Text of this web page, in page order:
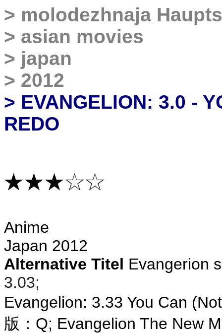
> molodezhnaja
> asian movies
> japan
> 2012
> EVANGELION: 3.0 -
REDO
Anime
Japan 2012
Alternative Titel Evangerion
3.03;
Evangelion: 3.33 You Can
版：Q; Evangelion The New